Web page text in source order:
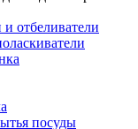
отбеливатели
посуды